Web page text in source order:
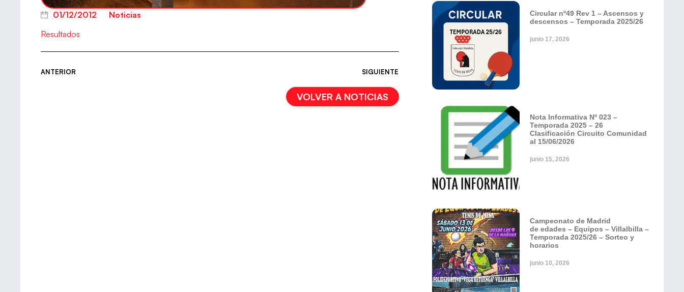
01/12/2012
Noticias
Resultados
ANTERIOR SIGUIENTE
VOLVER A NOTICIAS
Circular nº49 Rev 1 – Ascensos y
descensos – Temporada 2025/26
junio 17, 2026
Nota Informativa Nº 023 –
Temporada 2025 – 26
Clasificación Circuito Comunidad
al 15/06/2026
junio 15, 2026
Campeonato de Madrid
de edades – Equipos – Villalbilla –
Temporada 2025/26 – Sorteo y
horarios
junio 10, 2026